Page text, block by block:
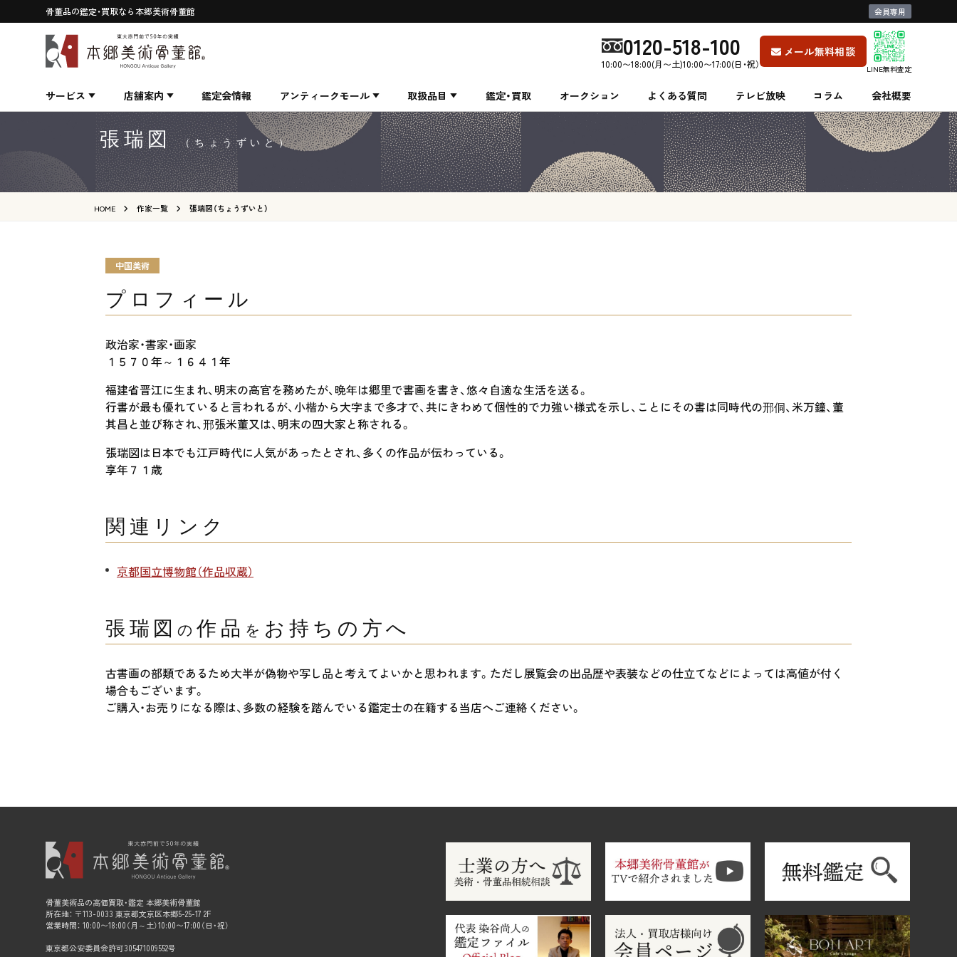
骨董品の鑑定・買取なら本郷美術骨董館 会員専用
0120-518-100
10:00〜18:00(月〜土)10:00〜17:00(日・祝）
メール無料相談
LINE無料査定
サービス 店舗案内 鑑定会情報 アンティークモール 取扱品目 鑑定・買取 オークション よくある質問 テレビ放映 コラム 会社概要
張瑞図 （ちょうずいと）
HOME 作家一覧 張瑞図（ちょうずいと）
中国美術
プロフィール
政治家・書家・画家
１５７０年～１６４１年
福建省晋江に生まれ、明末の高官を務めたが、晩年は郷里で書画を書き、悠々自適な生活を送る。
行書が最も優れていると言われるが、小楷から大字まで多才で、共にきわめて個性的で力強い様式を示し、ことにその書は同時代の邢侗、米万鐘、董
其昌と並び称され、邢張米董又は、明末の四大家と称される。
張瑞図は日本でも江戸時代に人気があったとされ、多くの作品が伝わっている。
享年７１歳
関連リンク
京都国立博物館（作品収蔵）
張瑞図 の作品 を お持ちの方へ
古書画の部類であるため大半が偽物や写し品と考えてよいかと思われます。ただし展覧会の出品歴や表装などの仕立てなどによっては高値が付く
場合もございます。
ご購入・お売りになる際は、多数の経験を踏んでいる鑑定士の在籍する当店へご連絡ください。
骨董美術品の高価買取・鑑定 本郷美術骨董館
所在地： 〒113-0033 東京都文京区本郷5-25-17 2F
営業時間： 10:00〜18:00（月～土）10:00〜17:00（日・祝）
東京都公安委員会許可305471009552号